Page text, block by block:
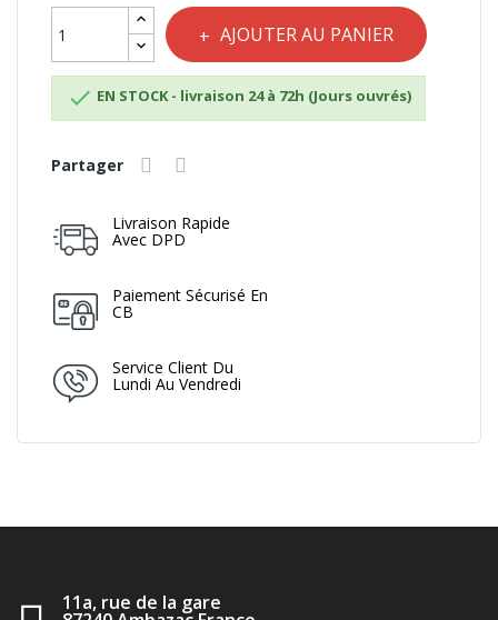
AJOUTER AU PANIER
 EN STOCK - livraison 24 à 72h (Jours ouvrés)
Partager
Livraison Rapide
Avec DPD
Paiement Sécurisé En
CB
Service Client Du
Lundi Au Vendredi
11a, rue de la gare